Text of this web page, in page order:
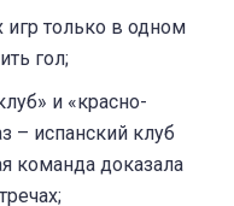
только в одном
гол;
и «красно-
– испанский клуб
команда доказала